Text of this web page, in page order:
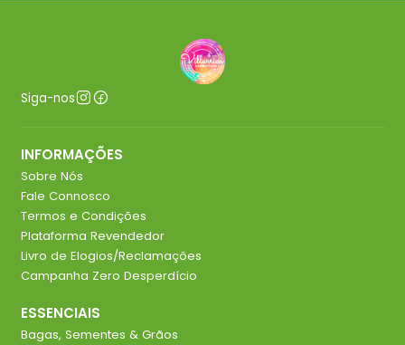
Siga-nos
INFORMAÇÕES
Sobre Nós
Fale Connosco
Termos e Condições
Plataforma Revendedor
Livro de Elogios/Reclamações
Campanha Zero Desperdício
ESSENCIAIS
Bagas, Sementes & Grãos